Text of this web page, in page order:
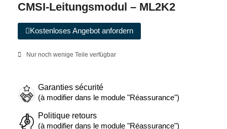
CMSI-Leitungsmodul – ML2K2
Kostenloses Angebot anfordern
Nur noch wenige Teile verfügbar
Garanties sécurité
(à modifier dans le module "Réassurance")
Politique retours
(à modifier dans le module "Réassurance")